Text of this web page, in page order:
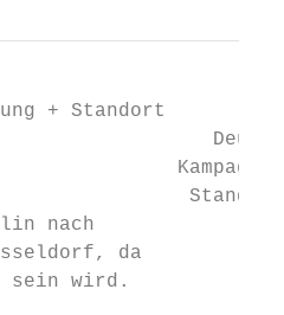
+ Standort
nach
da
sein wird.